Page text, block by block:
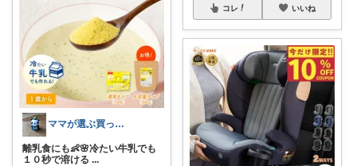
ママが選ぶ買ってよかった🌸育児🌸防災
離乳食にも👶🌸冷たい牛乳でも
１０秒で溶ける ...
コレ いいね